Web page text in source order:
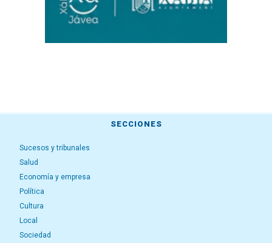
SECCIONES
Sucesos y tribunales
Salud
Economía y empresa
Política
Cultura
Local
Sociedad